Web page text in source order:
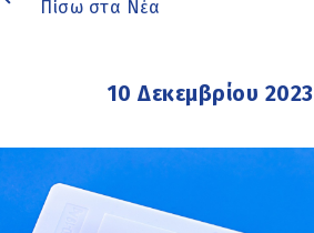
Πίσω στα Νέα
10 Δεκεμβρίου 2023